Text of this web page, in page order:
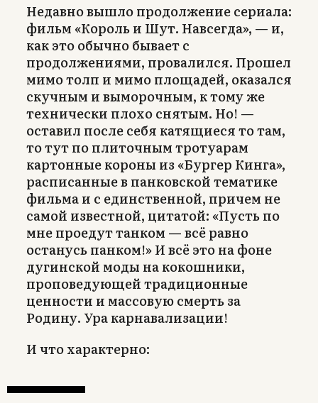
Недавно вышло продолжение сериала:
фильм «Король и Шут. Навсегда», — и,
как это обычно бывает с
продолжениями, провалился. Прошел
мимо толп и мимо площадей, оказался
скучным и выморочным, к тому же
технически плохо снятым. Но! —
оставил после себя катящиеся то там,
то тут по плиточным тротуарам
картонные короны из «Бургер Кинга»,
расписанные в панковской тематике
фильма и с единственной, причем не
самой известной, цитатой: «Пусть по
мне проедут танком — всё равно
останусь панком!» И всё это на фоне
дугинской моды на кокошники,
проповедующей традиционные
ценности и массовую смерть за
Родину. Ура карнавализации!
И что характерно: